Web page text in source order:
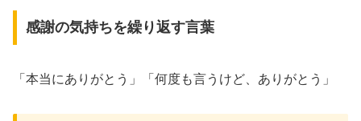
感謝の気持ちを繰り返す言葉
「本当にありがとう」「何度も言うけど、ありがとう」